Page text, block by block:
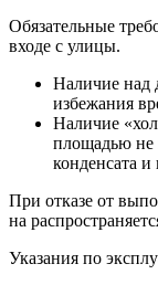
Обязательные
входе с улицы.
Наличие над
избежания
Наличие
площадью не
конденсата
При отказе от
на
Указания по